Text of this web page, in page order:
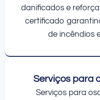
danificados e
certificado
de incêndios
Serviços para
Serviços para